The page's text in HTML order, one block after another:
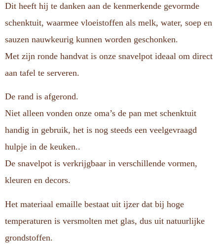
Dit heeft hij te danken aan de kenmerkende gevormde
schenktuit, waarmee vloeistoffen als melk, water, soep en
sauzen nauwkeurig kunnen worden geschonken.
Met zijn ronde handvat is onze snavelpot ideaal om direct
aan tafel te serveren.
De rand is afgerond.
Niet alleen vonden onze oma’s de pan met schenktuit
handig in gebruik, het is nog steeds een veelgevraagd
hulpje in de keuken..
De snavelpot is verkrijgbaar in verschillende vormen,
kleuren en decors.
Het materiaal emaille bestaat uit ijzer dat bij hoge
temperaturen is versmolten met glas, dus uit natuurlijke
grondstoffen.